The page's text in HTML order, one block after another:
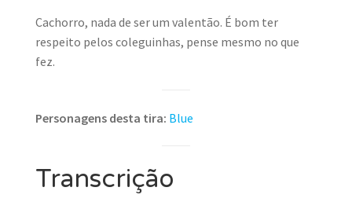
Cachorro, nada de ser um valentão. É bom ter
respeito pelos coleguinhas, pense mesmo no que
fez.
Personagens desta tira: Blue
Transcrição